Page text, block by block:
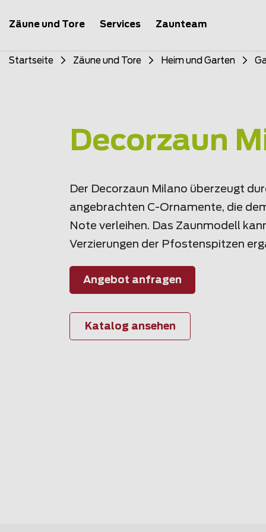
Zäune und Tore Services Zaunteam
Startseite Zäune und Tore Heim und Garten
Decorzaun
Der Decorzaun Milano überzeugt
angebrachten C-Ornamente, die
Note verleihen. Das Zaunmodell
Verzierungen der Pfostenspitzen
Angebot anfragen
Katalog ansehen